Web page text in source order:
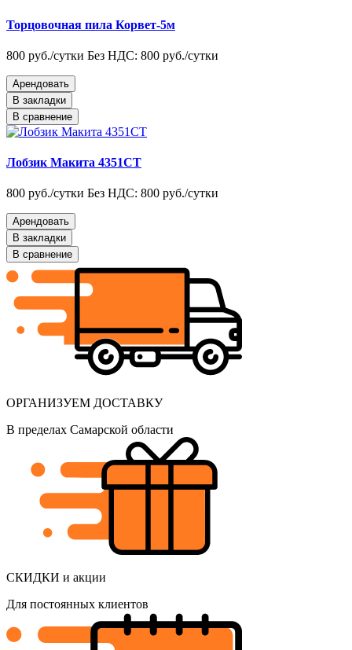
Торцовочная пила Корвет-5м
800 руб./сутки Без НДС: 800 руб./сутки
Арендовать
В закладки
В сравнение
Лобзик Макита 4351CT
800 руб./сутки Без НДС: 800 руб./сутки
Арендовать
В закладки
В сравнение
ОРГАНИЗУЕМ ДОСТАВКУ
В пределах Самарской области
СКИДКИ и акции
Для постоянных клиентов